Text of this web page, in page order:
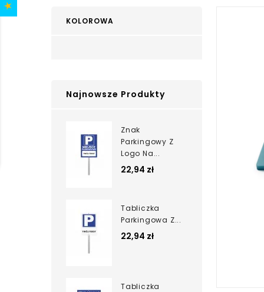
KOLOROWA
Najnowsze Produkty
Znak
Parkingowy Z
Logo Na...
22,94 zł
Tabliczka
Parkingowa Z...
22,94 zł
Tabliczka